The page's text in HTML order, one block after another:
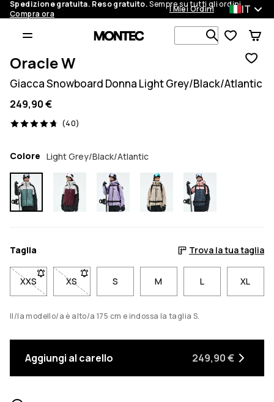
Spedizione gratuita. Reso gratuito.Sempre su tutti gli ordini.
Compra ora
I Miei Ordini IT
Cerca tra 1
Oracle W
Giacca Snowboard Donna Light Grey/Black/Atlantic
249,90 €
(40)
40 recensioni, 4.7/5
Colore Light Grey/Black/Atlantic
Taglia Trova la tua taglia
XXS- Taglia XXS non disponibile. Clicca per essere avvisato
XS- Taglia XS non disponibile. Clicca per essere
S M L XL
Il/la modello/a è alto/a 175 cm e indossa la taglia S.
Aggiungi al carello 249,90 €